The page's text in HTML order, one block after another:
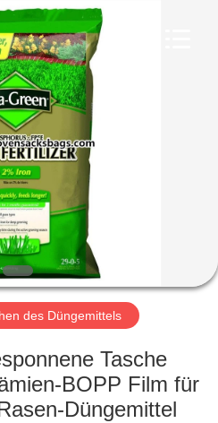
des Düngemittels
Tasche
BOPP Film für
Düngemittel